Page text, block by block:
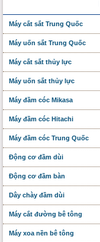
Máy cắt sắt Trung Quốc
Máy uốn sắt Trung Quốc
Máy cắt sắt thủy lực
Máy uốn sắt thủy lực
Máy đầm cóc Mikasa
Máy đầm cóc Hitachi
Máy đầm cóc Trung Quốc
Động cơ đầm dùi
Động cơ đầm bàn
Dây chày đầm dùi
Máy cắt đường bê tông
Máy xoa nền bê tông